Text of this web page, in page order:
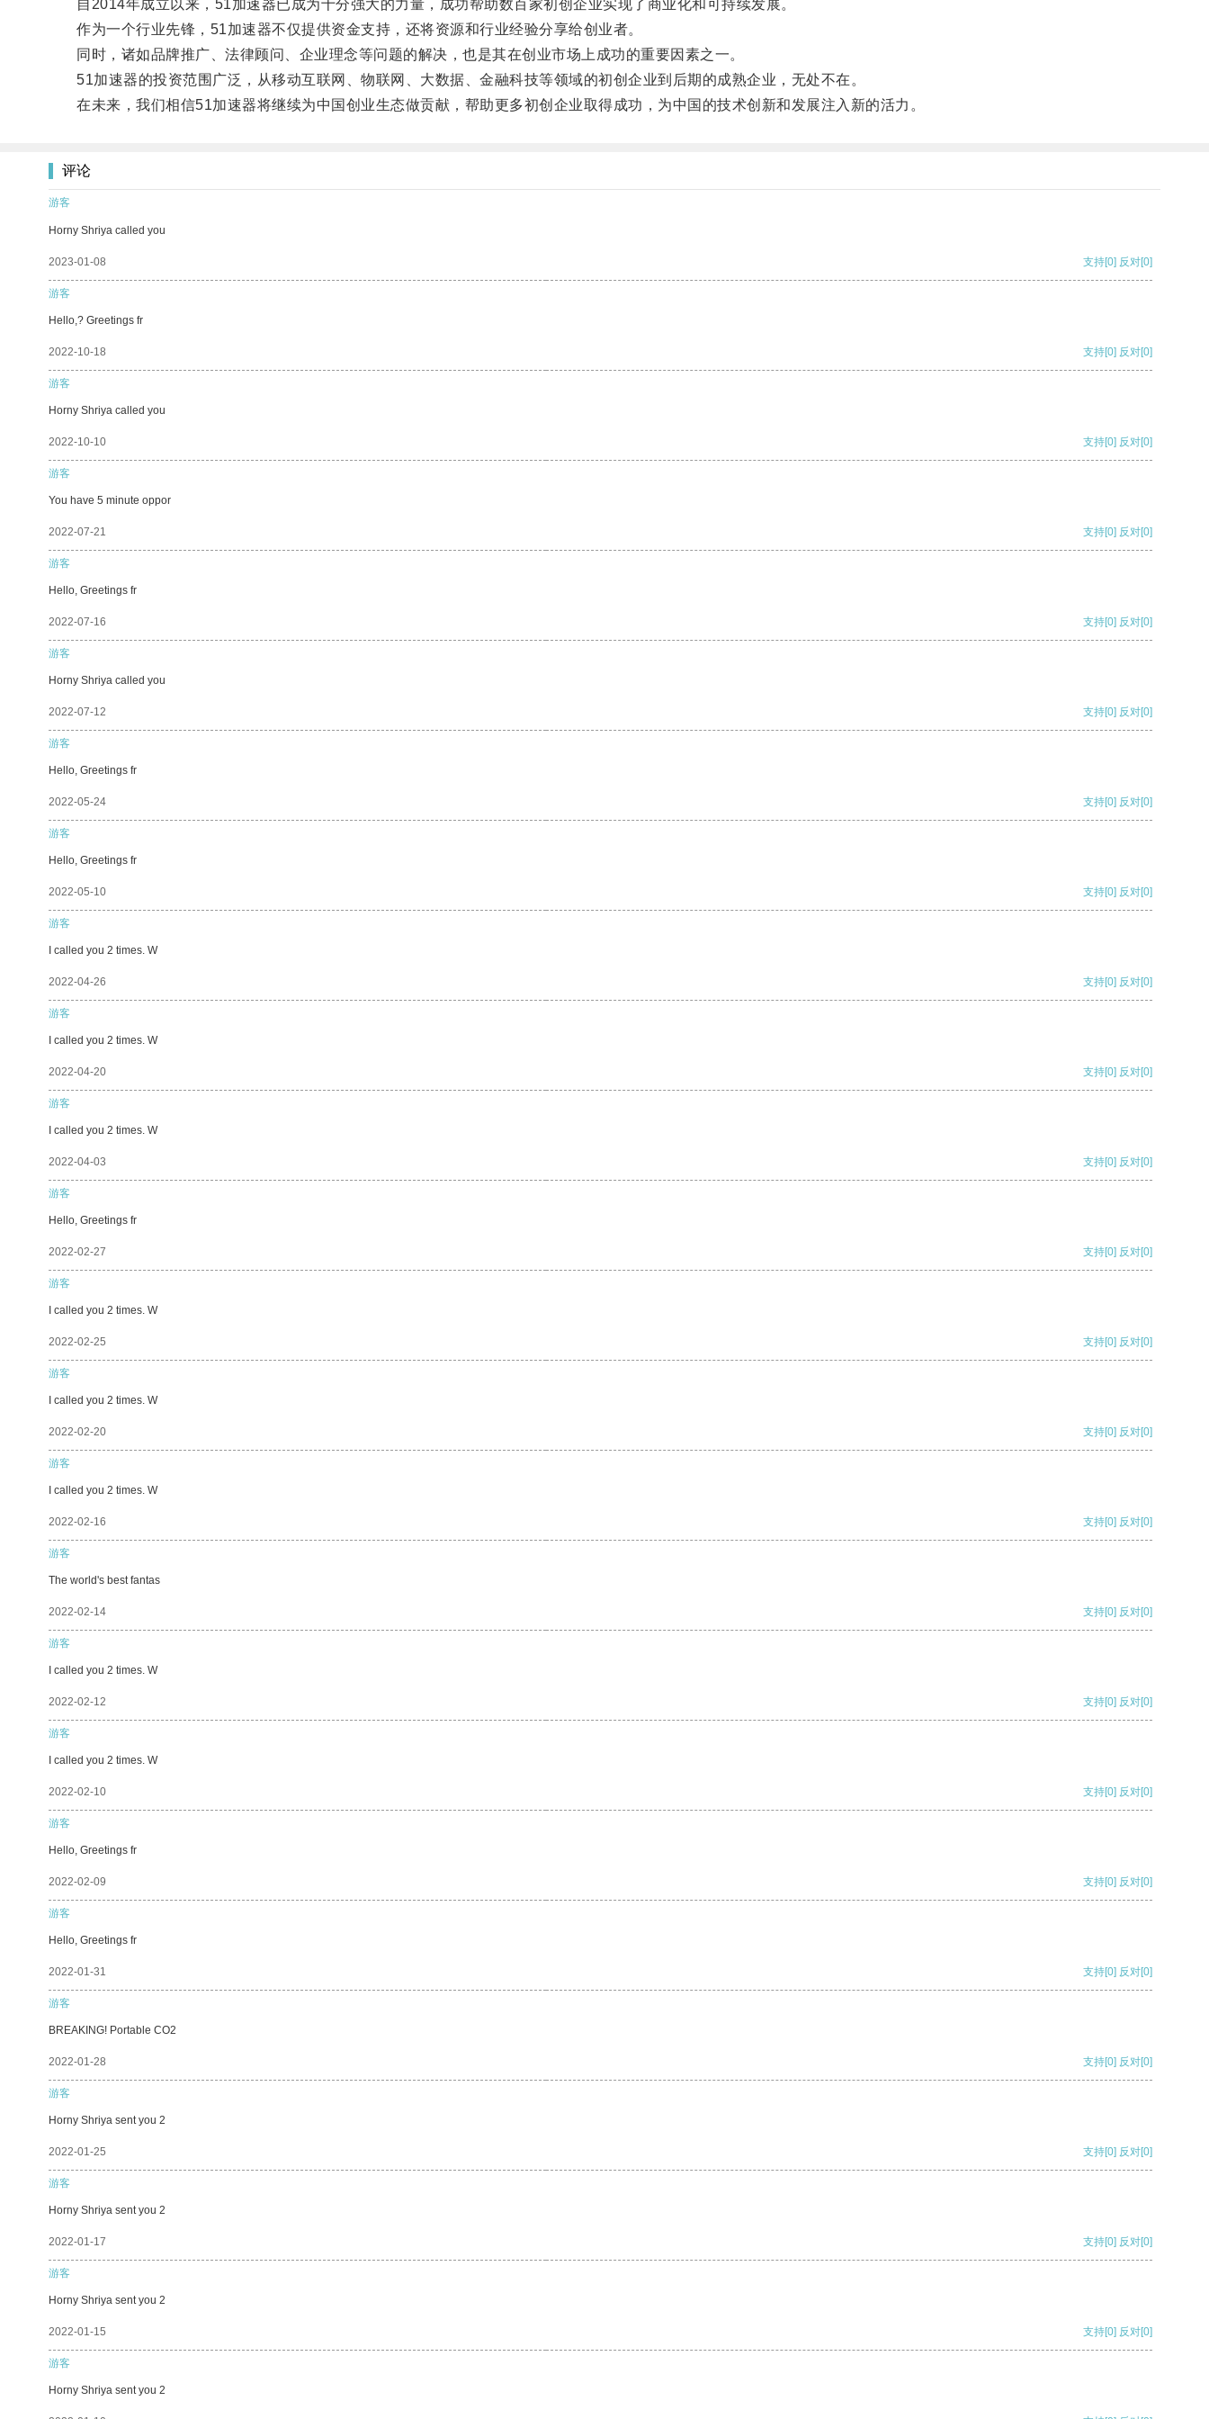
自2014年成立以来，51加速器已成为十分强大的力量，成功帮助数百家初创企业实现了商业化和可持续发展。
作为一个行业先锋，51加速器不仅提供资金支持，还将资源和行业经验分享给创业者。
同时，诸如品牌推广、法律顾问、企业理念等问题的解决，也是其在创业市场上成功的重要因素之一。
51加速器的投资范围广泛，从移动互联网、物联网、大数据、金融科技等领域的初创企业到后期的成熟企业，无处不在。
在未来，我们相信51加速器将继续为中国创业生态做贡献，帮助更多初创企业取得成功，为中国的技术创新和发展注入新的活力。
评论
游客
Horny Shriya called you
2023-01-08 支持[0] 反对[0]
游客
Hello,? Greetings fr
2022-10-18 支持[0] 反对[0]
游客
Horny Shriya called you
2022-10-10 支持[0] 反对[0]
游客
You have 5 minute oppor
2022-07-21 支持[0] 反对[0]
游客
Hello, Greetings fr
2022-07-16 支持[0] 反对[0]
游客
Horny Shriya called you
2022-07-12 支持[0] 反对[0]
游客
Hello, Greetings fr
2022-05-24 支持[0] 反对[0]
游客
Hello, Greetings fr
2022-05-10 支持[0] 反对[0]
游客
I called you 2 times. W
2022-04-26 支持[0] 反对[0]
游客
I called you 2 times. W
2022-04-20 支持[0] 反对[0]
游客
I called you 2 times. W
2022-04-03 支持[0] 反对[0]
游客
Hello, Greetings fr
2022-02-27 支持[0] 反对[0]
游客
I called you 2 times. W
2022-02-25 支持[0] 反对[0]
游客
I called you 2 times. W
2022-02-20 支持[0] 反对[0]
游客
I called you 2 times. W
2022-02-16 支持[0] 反对[0]
游客
The world's best fantas
2022-02-14 支持[0] 反对[0]
游客
I called you 2 times. W
2022-02-12 支持[0] 反对[0]
游客
I called you 2 times. W
2022-02-10 支持[0] 反对[0]
游客
Hello, Greetings fr
2022-02-09 支持[0] 反对[0]
游客
Hello, Greetings fr
2022-01-31 支持[0] 反对[0]
游客
BREAKING! Portable CO2
2022-01-28 支持[0] 反对[0]
游客
Horny Shriya sent you 2
2022-01-25 支持[0] 反对[0]
游客
Horny Shriya sent you 2
2022-01-17 支持[0] 反对[0]
游客
Horny Shriya sent you 2
2022-01-15 支持[0] 反对[0]
游客
Horny Shriya sent you 2